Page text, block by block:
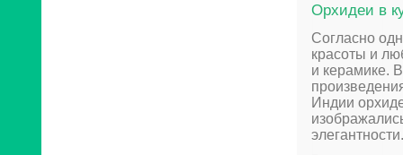
Орхидеи в
Согласно
красоты и
и керамике.
Индии
элегантности.